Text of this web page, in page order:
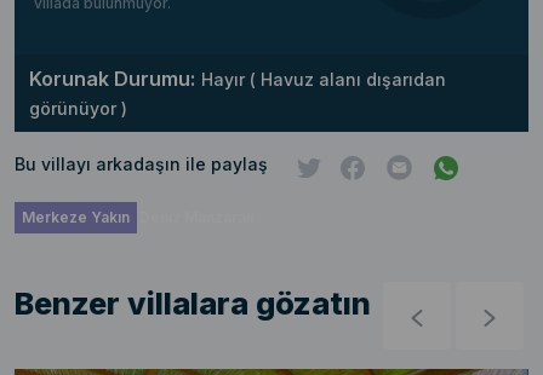
Korunak Durumu: Hayır ( Havuz alanı dışarıdan
görünüyor )
Bu villayı arkadaşın ile paylaş
Merkeze Yakın
Benzer villalara gözatın